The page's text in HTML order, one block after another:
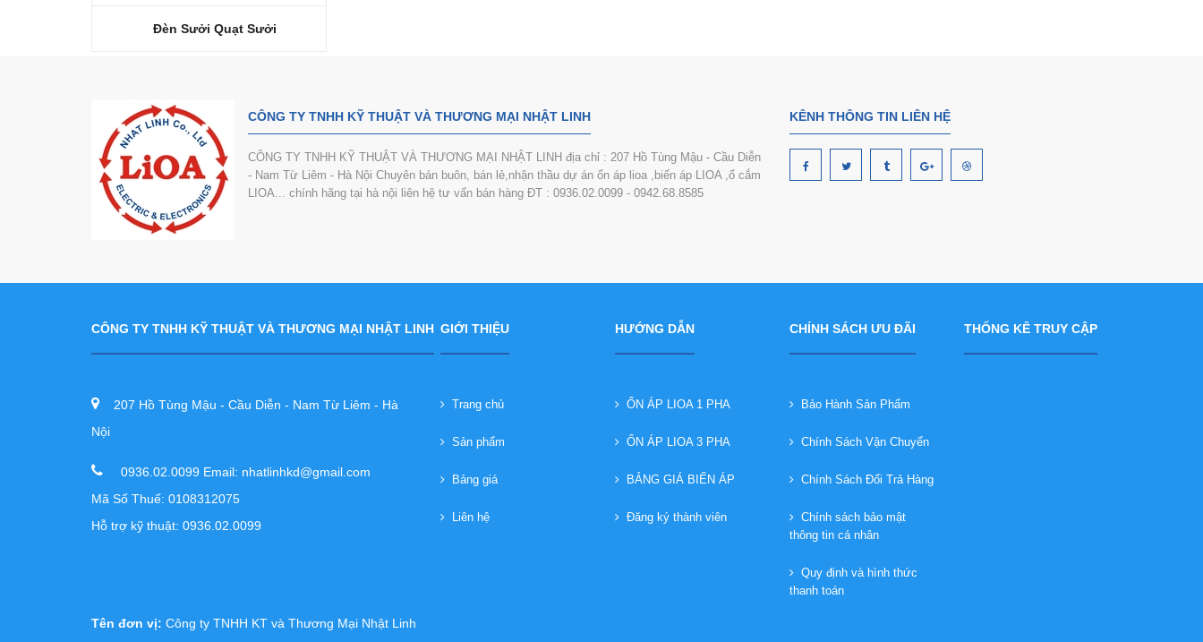
Đèn Sưởi Quạt Sưởi
CÔNG TY TNHH KỸ THUẬT VÀ THƯƠNG MẠI NHẬT LINH
CÔNG TY TNHH KỸ THUẬT VÀ THƯƠNG MẠI NHẬT LINH địa chỉ : 207 Hồ Tùng Mậu - Cầu Diễn
- Nam Từ Liêm - Hà Nội Chuyên bán buôn, bán lẻ,nhận thầu dự án ổn áp lioa ,biến áp LIOA ,ổ cắm
LIOA... chính hãng tại hà nội liên hệ tư vấn bán hàng ĐT : 0936.02.0099 - 0942.68.8585
KÊNH THÔNG TIN LIÊN HỆ
CÔNG TY TNHH KỸ THUẬT VÀ THƯƠNG MẠI NHẬT LINH
207 Hồ Tùng Mậu - Cầu Diễn - Nam Từ Liêm - Hà
Nội
0936.02.0099 Email: nhatlinhkd@gmail.com
Mã Số Thuế: 0108312075
Hỗ trợ kỹ thuật: 0936.02.0099
GIỚI THIỆU
Trang chủ
Sản phẩm
Bảng giá
Liên hệ
HƯỚNG DẪN
ỔN ÁP LIOA 1 PHA
ỔN ÁP LIOA 3 PHA
BẢNG GIÁ BIẾN ÁP
Đăng ký thành viên
CHÍNH SÁCH ƯU ĐÃI
Bảo Hành Sản Phẩm
Chính Sách Vận Chuyển
Chính Sách Đổi Trả Hàng
Chính sách bảo mật
thông tin cá nhân
Quy định và hình thức
thanh toán
THỐNG KÊ TRUY CẬP
Tên đơn vị: Công ty TNHH KT và Thương Mại Nhật Linh